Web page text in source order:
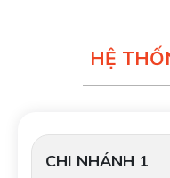
HỆ
CHI NHÁNH 1